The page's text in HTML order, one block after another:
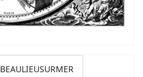
BEAULIEUSURMER